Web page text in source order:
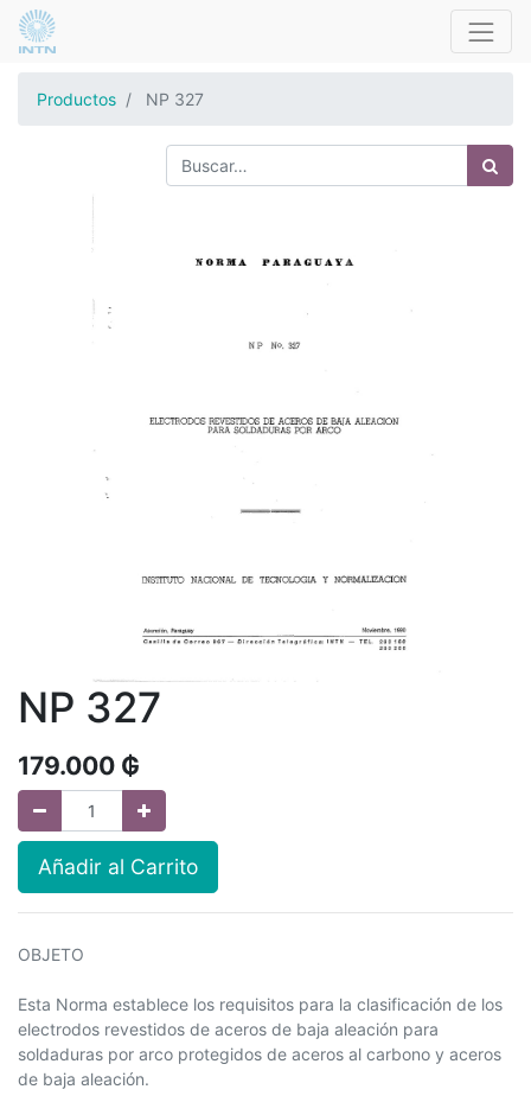
Productos NP 327
NP 327
179.000 ₲
Añadir al Carrito
OBJETO
Esta Norma establece los requisitos para la clasificación de los
electrodos revestidos de aceros de baja aleación para
soldaduras por arco protegidos de aceros al carbono y aceros
de baja aleación.